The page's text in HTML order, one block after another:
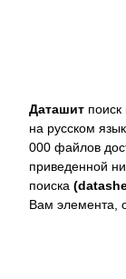
Даташит
на русском
000 файлов
приведенной
поиска
Вам элемента,